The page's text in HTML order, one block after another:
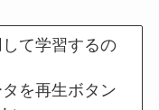
て学習するの
を再生ボタン